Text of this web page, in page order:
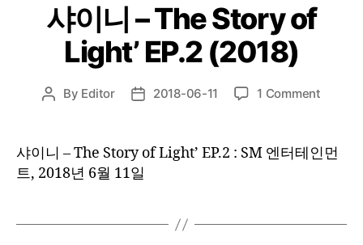
샤이니 – The Story of
Light’ EP.2 (2018)
Post
By Editor
Post2018-06-11 1 Commenton
니
–
샤이니 – The Story of Light’ EP.2 : SM 엔터테인먼
트, 2018년 6월 11일